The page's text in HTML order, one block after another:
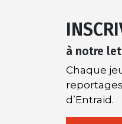
à notre
Chaque
d’Entraid.